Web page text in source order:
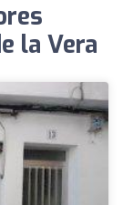
la Vera